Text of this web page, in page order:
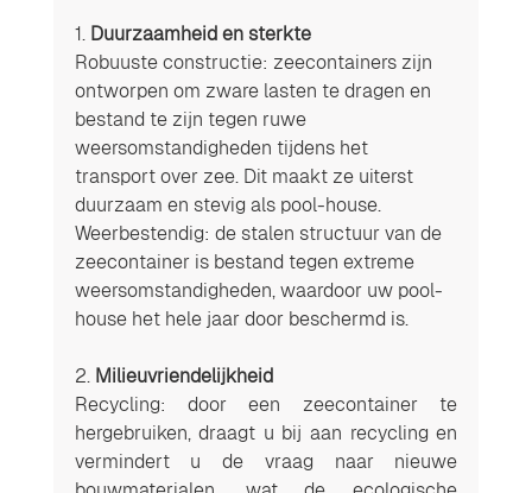
1. Duurzaamheid en sterkte
Robuuste constructie: zeecontainers zijn
ontworpen om zware lasten te dragen en
bestand te zijn tegen ruwe
weersomstandigheden tijdens het
transport over zee. Dit maakt ze uiterst
duurzaam en stevig als pool-house.
Weerbestendig: de stalen structuur van de
zeecontainer is bestand tegen extreme
weersomstandigheden, waardoor uw pool-
house het hele jaar door beschermd is.
2. Milieuvriendelijkheid
Recycling: door een zeecontainer te
hergebruiken, draagt u bij aan recycling en
vermindert u de vraag naar nieuwe